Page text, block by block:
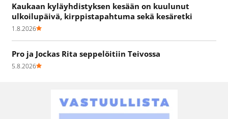
Kaukaan kyläyhdistyksen kesään on kuulunut
ulkoilupäivä, kirppistapahtuma sekä kesäretki
1.8.2026
Pro ja Jockas Rita seppelöitiin Teivossa
5.8.2026